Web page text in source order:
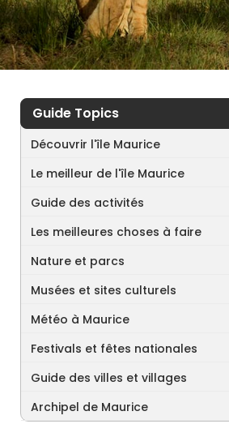
Guide Topics
Découvrir l'île Maurice
Le meilleur de l'île Maurice
Guide des activités
Les meilleures choses à faire
Nature et parcs
Musées et sites culturels
Météo à Maurice
Festivals et fêtes nationales
Guide des villes et villages
Archipel de Maurice